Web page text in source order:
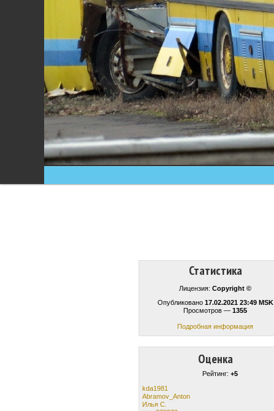
Статистика
Лицензия: Copyright ©
Опубликовано 17.02.2021 23:49 MSK
Просмотров — 1355
Подробная информация
Оценка
Рейтинг: +5
kda1981
Abramov_Anton
Илья С.